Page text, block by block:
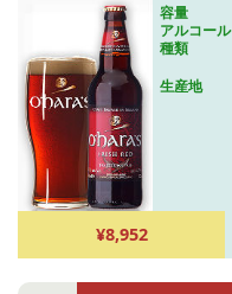
容量
アルコール
種類
生産地
¥8,952